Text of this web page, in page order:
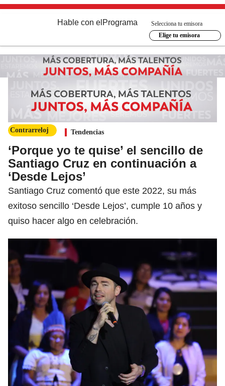
Hable con el Programa
Selecciona tu emisora
Elige tu emisora
Contrarreloj Tendencias
‘Porque yo te quise’ el sencillo de
Santiago Cruz en continuación a
‘Desde Lejos’
Santiago Cruz comentó que este 2022, su más
exitoso sencillo ‘Desde Lejos’, cumple 10 años y
quiso hacer algo en celebración.